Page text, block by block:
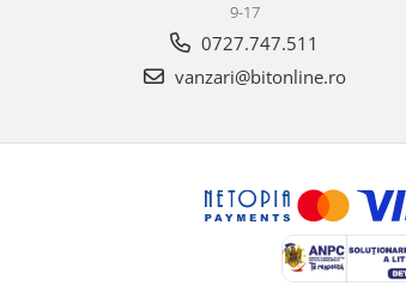
9-17
0727.747.511
vanzari@bitonline.ro